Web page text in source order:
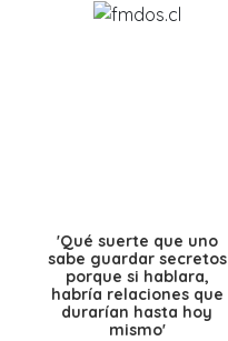
'Qué suerte que uno
sabe guardar secretos
porque si hablara,
habría relaciones que
durarían hasta hoy
mismo'